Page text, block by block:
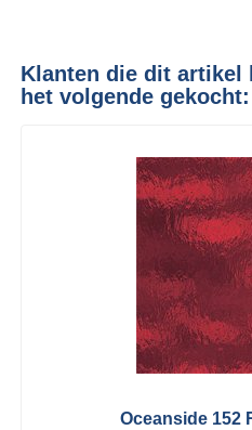
Klanten die dit artikel
het volgende gekocht:
Oceanside 152